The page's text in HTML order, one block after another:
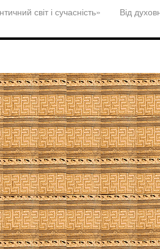
світ і сучасність» Від